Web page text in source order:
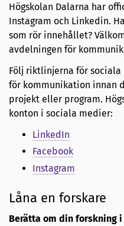
Högskolan Dalarna har
Instagram och Linkedin.
som rör innehållet?
avdelningen för
Följ riktlinjerna för
för kommunikation innan
projekt eller program.
konton i sociala medier:
LinkedIn
Facebook
Instagram
Låna en forskare
Berätta om din forskning i